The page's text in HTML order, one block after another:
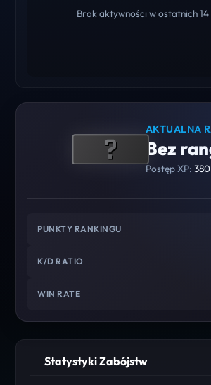
Brak aktywności w ostatnich 14
AKTUALNA
Bez
Postęp XP:
PUNKTY RANKINGU
K/D RATIO
WIN RATE
Statystyki Zabójstw